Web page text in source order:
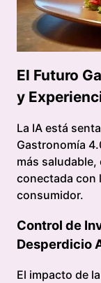
El Futuro
y
La IA está
Gastronomía
más
conectada con
consumidor.
Control de
Desperdicio
El impacto de